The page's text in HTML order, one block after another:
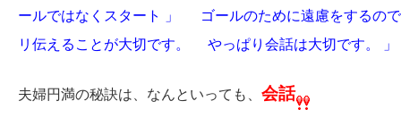
ールではなくスタート 」
ゴールのために遠慮をするの
リ伝えることが大切です。
やっぱり会話は大切です。 」
夫婦円満の秘訣は、なんといっても、 会話